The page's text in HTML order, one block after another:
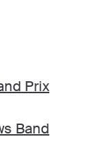
Prix
Band